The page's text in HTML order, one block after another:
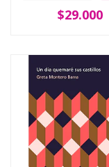
$29.000